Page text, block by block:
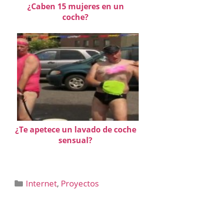
¿Caben 15 mujeres en un
coche?
¿Te apetece un lavado de coche
sensual?
Categorías
Internet, Proyectos